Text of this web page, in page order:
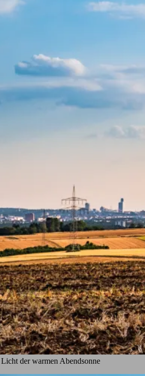
der warmen Abendsonne